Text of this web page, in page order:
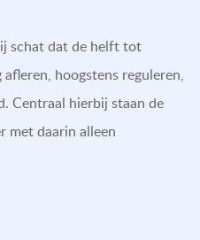
schat dat de helft tot
hoogstens reguleren,
Centraal hierbij staan de
met daarin alleen